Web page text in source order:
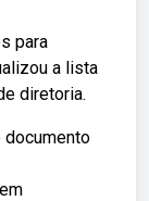
para
a lista
diretoria.
documento